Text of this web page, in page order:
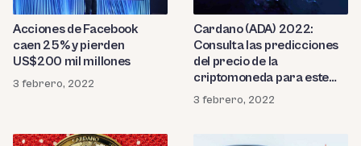
Acciones de Facebook
caen 25% y pierden
US$200 mil millones
3 febrero, 2022
Cardano (ADA) 2022:
Consulta las predicciones
del precio de la
criptomoneda para este
año
3 febrero, 2022